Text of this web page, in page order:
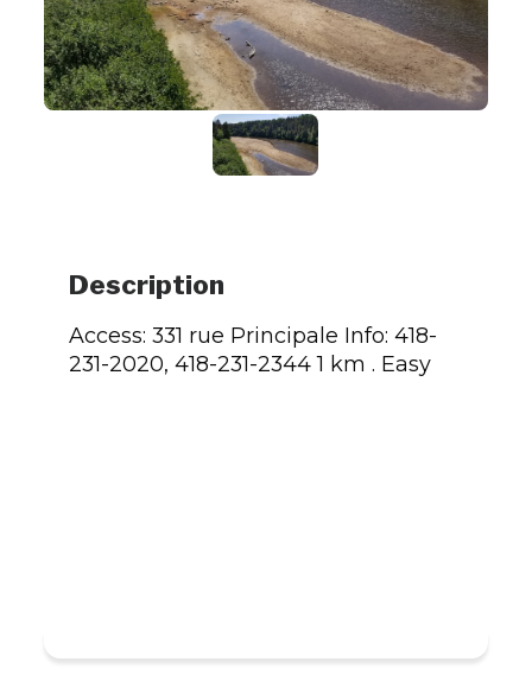
Description
Access: 331 rue Principale Info: 418-
231-2020, 418-231-2344 1 km . Easy